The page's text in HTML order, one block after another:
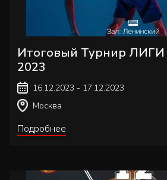
Итоговый Турнир
2023
16.12.2023 - 17.12.2023
Москва
Подробнее